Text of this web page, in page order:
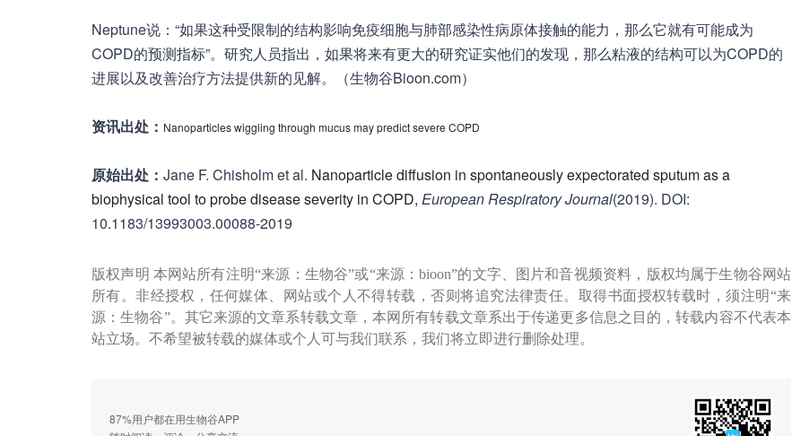
Neptune说：“如果这种受限制的结构影响免疫细胞与肺部感染性病原体接触的能力，那么它就有可能成为
COPD的预测指标”。研究人员指出，如果将来有更大的研究证实他们的发现，那么粘液的结构可以为COPD的
进展以及改善治疗方法提供新的见解。（生物谷Bioon.com）
资讯出处： Nanoparticles wiggling through mucus may predict severe COPD
原始出处： Jane F. Chisholm et al. Nanoparticle diffusion in spontaneously expectorated sputum as a
biophysical tool to probe disease severity in COPD, European Respiratory Journal(2019). DOI:
10.1183/13993003.00088-2019
版权声明 本网站所有注明“来源：生物谷”或“来源：bioon”的文字、图片和音视频资料，版权均属于生物谷网站
所有。非经授权，任何媒体、网站或个人不得转载，否则将追究法律责任。取得书面授权转载时，须注明“来
源：生物谷”。其它来源的文章系转载文章，本网所有转载文章系出于传递更多信息之目的，转载内容不代表本
站立场。不希望被转载的媒体或个人可与我们联系，我们将立即进行删除处理。
87%用户都在用生物谷APP